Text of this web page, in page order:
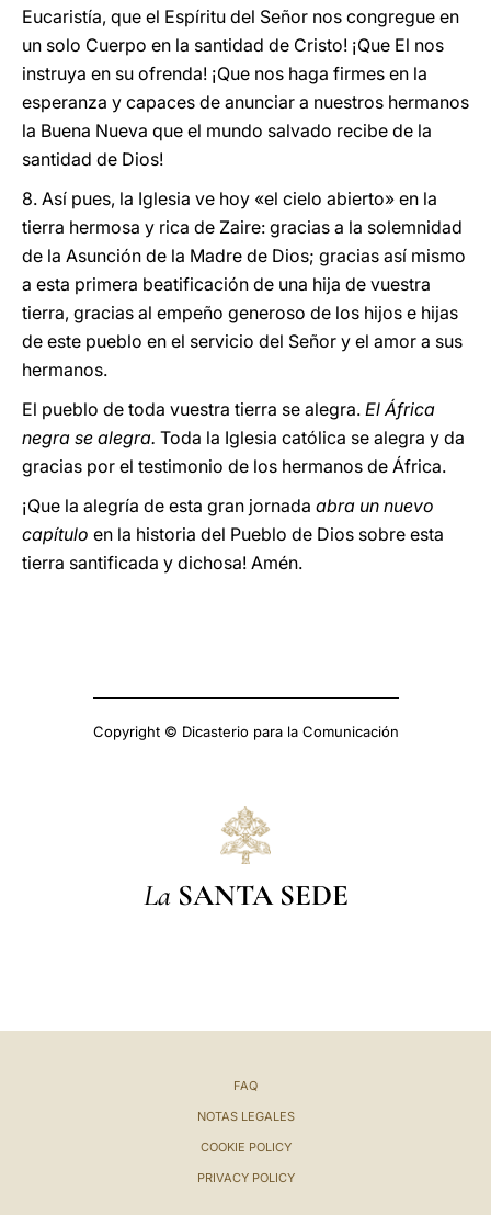
Eucaristía, que el Espíritu del Señor nos congregue en
un solo Cuerpo en la santidad de Cristo! ¡Que El nos
instruya en su ofrenda! ¡Que nos haga firmes en la
esperanza y capaces de anunciar a nuestros hermanos
la Buena Nueva que el mundo salvado recibe de la
santidad de Dios!
8. Así pues, la Iglesia ve hoy «el cielo abierto» en la
tierra hermosa y rica de Zaire: gracias a la solemnidad
de la Asunción de la Madre de Dios; gracias así mismo
a esta primera beatificación de una hija de vuestra
tierra, gracias al empeño generoso de los hijos e hijas
de este pueblo en el servicio del Señor y el amor a sus
hermanos.
El pueblo de toda vuestra tierra se alegra. El África
negra se alegra. Toda la Iglesia católica se alegra y da
gracias por el testimonio de los hermanos de África.
¡Que la alegría de esta gran jornada abra un nuevo
capítulo en la historia del Pueblo de Dios sobre esta
tierra santificada y dichosa! Amén.
Copyright © Dicasterio para la Comunicación
La SANTA SEDE
FAQ
NOTAS LEGALES
COOKIE POLICY
PRIVACY POLICY